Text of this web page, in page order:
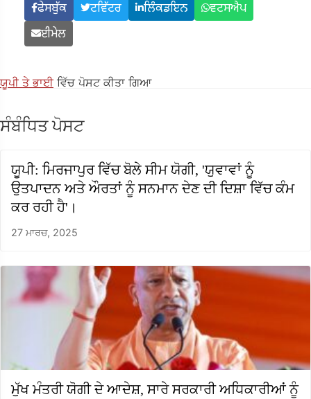
ਫੇਸਬੁੱਕ ਟਵਿੱਟਰ ਲਿੰਕਡਇਨ
ਵਟਸਐਪ
ਈਮੇਲ
ਯੂਪੀ ਤੇ ਭਾਈ ਵਿੱਚ ਪੋਸਟ ਕੀਤਾ ਗਿਆ
ਸੰਬੰਧਿਤ ਪੋਸਟ
ਯੂਪੀ: ਮਿਰਜਾਪੁਰ ਵਿੱਚ ਬੋਲੇ ​​ਸੀਮ ਯੋਗੀ, 'ਯੁਵਾਵਾਂ ਨੂੰ
ਉਤਪਾਦਨ ਅਤੇ ਔਰਤਾਂ ਨੂੰ ਸਨਮਾਨ ਦੇਣ ਦੀ ਦਿਸ਼ਾ ਵਿੱਚ ਕੰਮ
ਕਰ ਰਹੀ ਹੈ'।
27 ਮਾਰਚ, 2025
ਮੁੱਖ ਮੰਤਰੀ ਯੋਗੀ ਦੇ ਆਦੇਸ਼, ਸਾਰੇ ਸਰਕਾਰੀ ਅਧਿਕਾਰੀਆਂ ਨੂੰ